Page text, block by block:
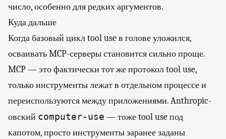
число, особенно для редких аргументов.
Куда дальше
Когда базовый цикл tool use в голове уложился,
осваивать MCP-серверы становится сильно проще.
MCP — это фактически тот же протокол tool use,
только инструменты лежат в отдельном процессе и
переиспользуются между приложениями. Anthropic-
овский computer-use — тоже tool use под
капотом, просто инструменты заранее заданы